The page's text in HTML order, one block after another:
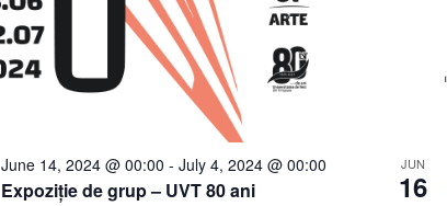
Expoziție de grup – UVT 80 ani
June 14, 2024 @ 00:00 - July 4, 2024 @ 00:00 JUN
16